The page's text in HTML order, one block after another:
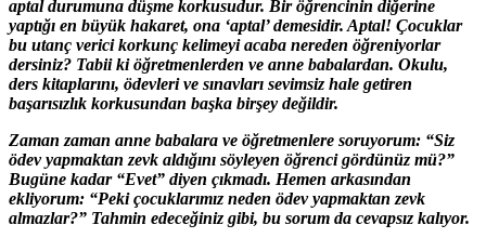
aptal durumuna düşme korkusudur. Bir öğrencinin diğerine
yaptığı en büyük hakaret, ona ‘aptal’ demesidir. Aptal! Çocuklar
bu utanç verici korkunç kelimeyi acaba nereden öğreniyorlar
dersiniz? Tabii ki öğretmenlerden ve anne babalardan. Okulu,
ders kitaplarını, ödevleri ve sınavları sevimsiz hale getiren
başarısızlık korkusundan başka birşey değildir.
Zaman zaman anne babalara ve öğretmenlere soruyorum: “Siz
ödev yapmaktan zevk aldığını söyleyen öğrenci gördünüz mü?”
Bugüne kadar “Evet” diyen çıkmadı. Hemen arkasından
ekliyorum: “Peki çocuklarımız neden ödev yapmaktan zevk
almazlar?” Tahmin edeceğiniz gibi, bu sorum da cevapsız kalıyor.